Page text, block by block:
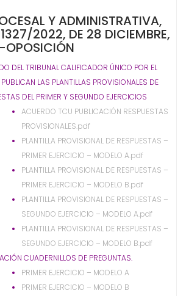
Y ADMINISTRATIVA,
2022, DE 28 DICIEMBRE,
OPOSICIÓN
DEL TRIBUNAL CALIFICADOR ÚNICO POR EL
LAS PLANTILLAS PROVISIONALES DE
DEL PRIMER Y SEGUNDO EJERCICIOS
ACUERDO TCU PUBLICACIÓN RESPUESTAS
PROVISIONALES.pdf
PLANTILLA PROVISIONAL DE RESPUESTAS –
PRIMER EJERCICIO – MODELO A.pdf
PLANTILLA PROVISIONAL DE RESPUESTAS –
PRIMER EJERCICIO – MODELO B.pdf
PLANTILLA PROVISIONAL DE RESPUESTAS –
SEGUNDO EJERCICIO – MODELO A.pdf
PLANTILLA PROVISIONAL DE RESPUESTAS –
SEGUNDO EJERCICIO – MODELO B.pdf
CUADERNILLOS DE PREGUNTAS.
PRIMER EJERCICIO – MODELO A
PRIMER EJERCICIO – MODELO B